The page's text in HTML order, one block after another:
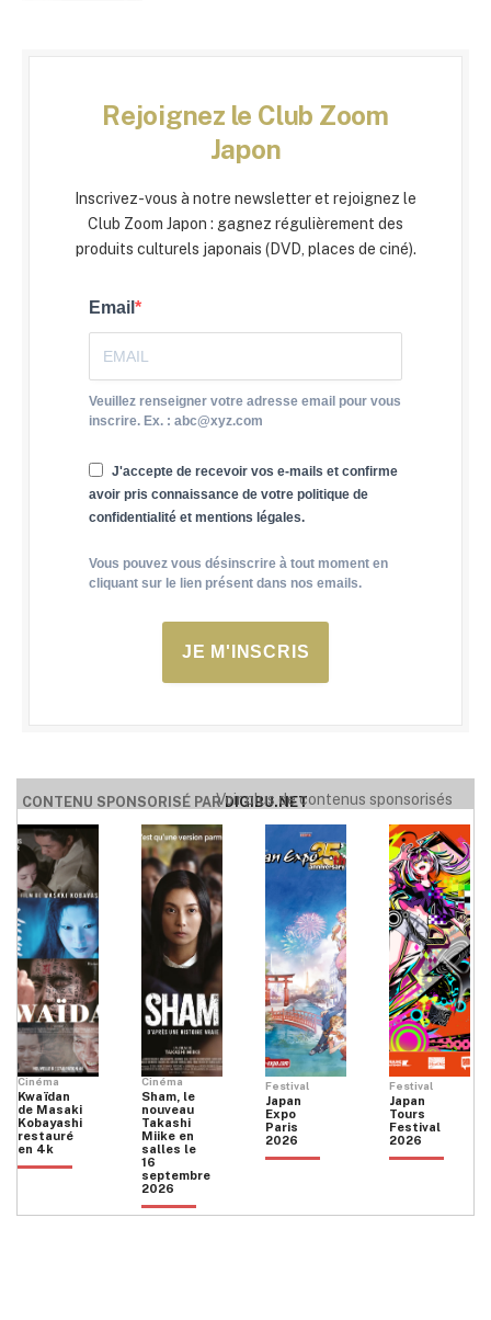
Rejoignez le Club Zoom
Japon
Inscrivez-vous à notre newsletter et rejoignez le
Club Zoom Japon : gagnez régulièrement des
produits culturels japonais (DVD, places de ciné).
Email
Veuillez renseigner votre adresse email pour vous
inscrire. Ex. : abc@xyz.com
J'accepte de recevoir vos e-mails et confirme
avoir pris connaissance de votre politique de
confidentialité et mentions légales.
Vous pouvez vous désinscrire à tout moment en
cliquant sur le lien présent dans nos emails.
JE M'INSCRIS
CONTENU SPONSORISÉ PARDIGIBU.NET
Voir plus de contenus sponsorisés
Cinéma
Kwaïdan
de Masaki
Kobayashi
restauré
en 4k
Cinéma
Sham, le
nouveau
Takashi
Miike en
salles le
16
septembre
2026
Festival
Japan
Expo
Paris
2026
Festival
Japan
Tours
Festival
2026